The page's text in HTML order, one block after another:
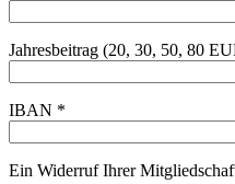
Jahresbeitrag (20, 30, 50, 80
IBAN *
Ein Widerruf Ihrer